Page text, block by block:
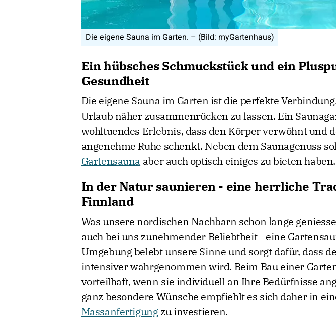
Die eigene Sauna im Garten. – (Bild: myGartenhaus)
Ein hübsches Schmuckstück und ein
Gesundheit
Die eigene Sauna im Garten ist die perfekte
Urlaub näher zusammenrücken zu lassen. Ein
wohltuendes Erlebnis, dass den Körper verwöhnt und
angenehme Ruhe schenkt. Neben dem Saunagenuss
Gartensauna aber auch optisch einiges zu bieten haben.
In der Natur saunieren - eine herrliche
Finnland
Was unsere nordischen Nachbarn schon lange
auch bei uns zunehmender Beliebtheit - eine
Umgebung belebt unsere Sinne und sorgt dafür, dass
intensiver wahrgenommen wird. Beim Bau einer
vorteilhaft, wenn sie individuell an Ihre Bedürfnisse
ganz besondere Wünsche empfiehlt es sich daher in
Massanfertigungzu investieren.